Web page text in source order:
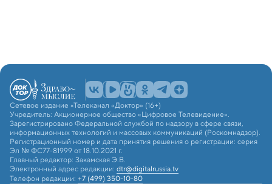
Сетевое издание «Телеканал «Доктор» (16+)
Учредитель: Акционерное общество «Цифровое Телевидение».
Зарегистрировано Федеральной службой по надзору в сфере связи,
информационных технологий и массовых коммуникаций (Роскомнадзор).
Регистрационный номер и дата принятия решения о регистрации: серия
Эл № ФС77-81999 от 18.10.2021 г.
Главный редактор: Закамская Э.В.
Электронный адрес редакции: dtr@digitalrussia.tv
Телефон редакции: +7 (499) 350-10-80